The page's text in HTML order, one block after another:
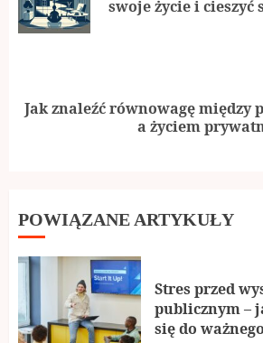
swoje życie i
Next
Jak znaleźć równowagę między
a życiem
POWIĄZANE ARTYKUŁY
Stres przed
publicznym –
się do